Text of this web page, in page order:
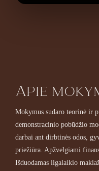
Apie
Mokymus sudaro teorinė ir
demonstracinio pobūdžio
darbai ant dirbtinės odos,
priežiūra. Apžvelgiami
Išduodamas ilgalaikio